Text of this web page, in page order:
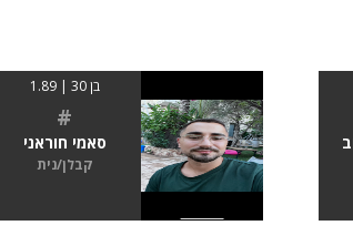
בן 30 | 1.89
#
סאמי חוראני
קבלן/נית